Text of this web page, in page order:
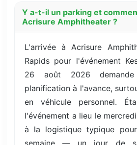
Y a-t-il un parking et
Acrisure Amphitheater ?
L'arrivée à Acrisure
Rapids pour l'événement
26 août 2026
planification à l'avance,
en véhicule personnel.
l'événement a lieu le
à la logistique typique
semaine — un jour de